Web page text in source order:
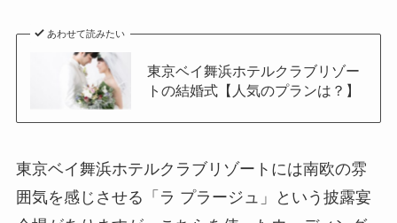
あわせて読みたい
東京ベイ舞浜ホテルクラブリゾー
トの結婚式【人気のプランは？】
東京ベイ舞浜ホテルクラブリゾートには南欧の雰
囲気を感じさせる「ラ プラージュ」という披露宴